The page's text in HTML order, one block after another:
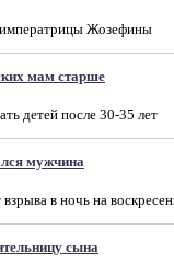
Жозефины
мам старше
детей после 30-35 лет
мужчина
в ночь на
сына